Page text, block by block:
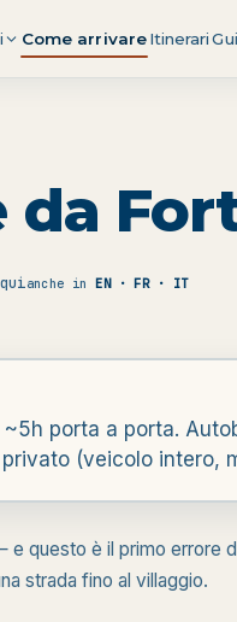
Come arrivareItinerari
anche inEN · FR · IT
porta a porta.
(veicolo intero,
questo è il primo errore
strada fino al villaggio.